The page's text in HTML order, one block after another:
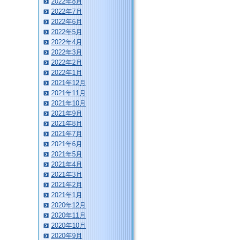
2022年7月
2022年6月
2022年5月
2022年4月
2022年3月
2022年2月
2022年1月
2021年12月
2021年11月
2021年10月
2021年9月
2021年8月
2021年7月
2021年6月
2021年5月
2021年4月
2021年3月
2021年2月
2021年1月
2020年12月
2020年11月
2020年10月
2020年9月